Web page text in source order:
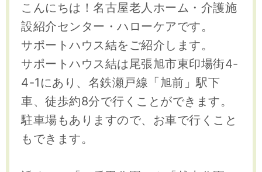
こんにちは！名古屋老人ホーム・介護施
設紹介センター・ハローケアです。
サポートハウス結をご紹介します。
サポートハウス結は尾張旭市東印場街4-
4-1にあり、名鉄瀬戸線「旭前」駅下
車、徒歩約8分で行くことができます。
駐車場もありますので、お車で行くこと
もできます。